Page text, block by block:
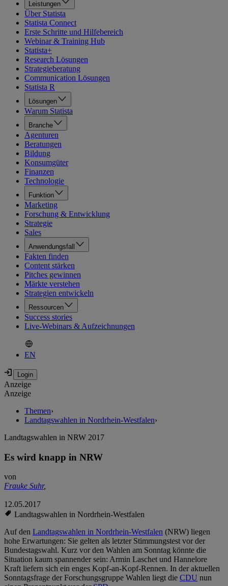
Leistungen
Über Statista
Statista Connect
Erste Schritte und Hilfebereich
Webinar & Training Hub
Statista+
Research Lösungen
Strategieberatung
Communication Lösungen
Statista R
Lösungen
Warum Statista
Branche
Agenturen
Beratungen
Bildung
Konsumgüter
Finanzen
Technologie
Funktion
Marketing
Forschung & Entwicklung
Strategie
Sales
Anwendungsfall
Fakten finden
Content stärken
Pitches gewinnen
Märkte verstehen
Strategien entwickeln
Ressourcen
Success stories
Live-Webinars & Aufzeichnungen
EN
Anzeige
Anzeige
Themen›
Landtagswahlen in Nordrhein-Westfalen›
Landtagswahlen in NRW 2017
Es wird knapp in NRW
von
Frauke Suhr,
12.05.2017
Landtagswahlen in Nordrhein-Westfalen
Auf den Landtagswahlen in Nordrhein-Westfalen (NRW) liegen
hohe Erwartungen: Sie gelten als letzter Stimmungstest vor der
Bundestagswahl. Kurz vor den Wahlen am Sonntag könnte die
Situation kaum spannender sein: Armin Laschet und Hannelore
Kraft liefern sich ein enges Kopf-an-Kopf-Rennen. In der aktuellen
Sonntagsfrage der Forschungsgruppe Wahlen liegt die CDU nun